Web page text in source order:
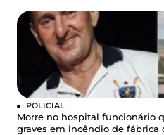
POLICIAL
Morre no hospital funcionário
graves em incêndio de fábrica